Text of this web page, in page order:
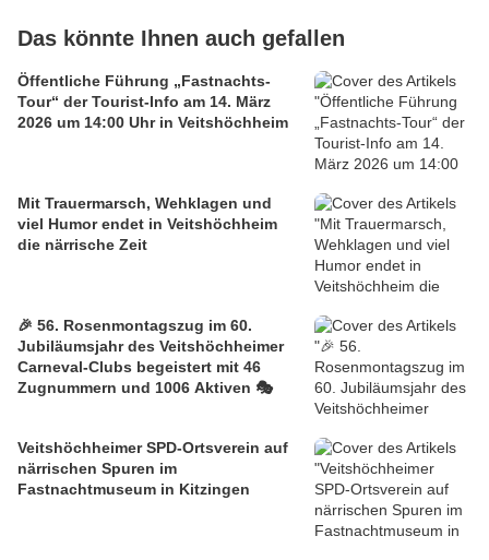
Das könnte Ihnen auch gefallen
Öffentliche Führung „Fastnachts-
Tour“ der Tourist-Info am 14. März
2026 um 14:00 Uhr in Veitshöchheim
Mit Trauermarsch, Wehklagen und
viel Humor endet in Veitshöchheim
die närrische Zeit
🎉 56. Rosenmontagszug im 60.
Jubiläumsjahr des Veitshöchheimer
Carneval-Clubs begeistert mit 46
Zugnummern und 1006 Aktiven 🎭
Veitshöchheimer SPD-Ortsverein auf
närrischen Spuren im
Fastnachtmuseum in Kitzingen